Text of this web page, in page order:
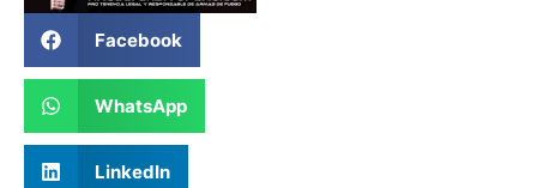
Facebook
WhatsApp
LinkedIn